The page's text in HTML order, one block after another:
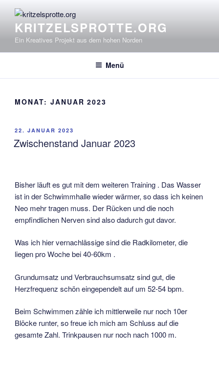
Inhalt
springenKRITZELSPROTTE.ORG
Ein Kreatives Projekt aus dem hohen Norden
Menü
MONAT: JANUAR 2023
VERÖFFENTLICHT
AM
22. JANUAR 2023
Zwischenstand Januar 2023
Bisher läuft es gut mit dem weiteren Training . Das Wasser
ist in der Schwimmhalle wieder wärmer, so dass ich keinen
Neo mehr tragen muss. Der Rücken und die noch
empfindlichen Nerven sind also dadurch gut davor.
Was ich hier vernachlässige sind die Radkilometer, die
liegen pro Woche bei 40-60km .
Grundumsatz und Verbrauchsumsatz sind gut, die
Herzfrequenz schön eingependelt auf um 52-54 bpm.
Beim Schwimmen zähle ich mittlerweile nur noch 10er
Blöcke runter, so freue ich mich am Schluss auf die
gesamte Zahl. Trinkpausen nur noch nach 1000 m.